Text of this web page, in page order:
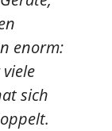
enorm:
sich